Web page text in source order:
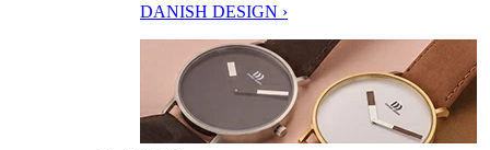
DANISH DESIGN ›